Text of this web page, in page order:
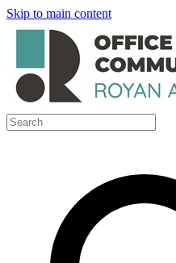
Skip to main content